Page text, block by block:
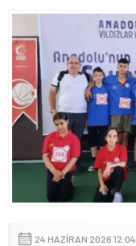
24 HAZIRAN 2026 12:04